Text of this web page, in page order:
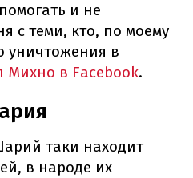
и не
с теми, кто, по моему
уничтожения в
Михно в Facebook.
таки находит
в народе их